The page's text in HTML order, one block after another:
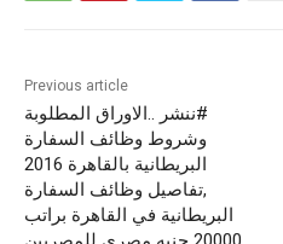
Previous article
#ننشر ..الاوراق المطلوبة
وشروط وظائف السفارة
البريطانية بالقاهرة 2016
,تفاصيل وظائف السفارة
البريطانية في القاهرة براتب